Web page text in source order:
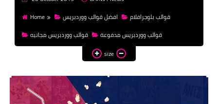
WordPress
templates HTML
templates Blogger
Home
افضل قوالب ووردبريس
قوالب بلوجرافلام
قوالب ووردبريس مجانيه
قوالب ووردبريس مدفوعة
size